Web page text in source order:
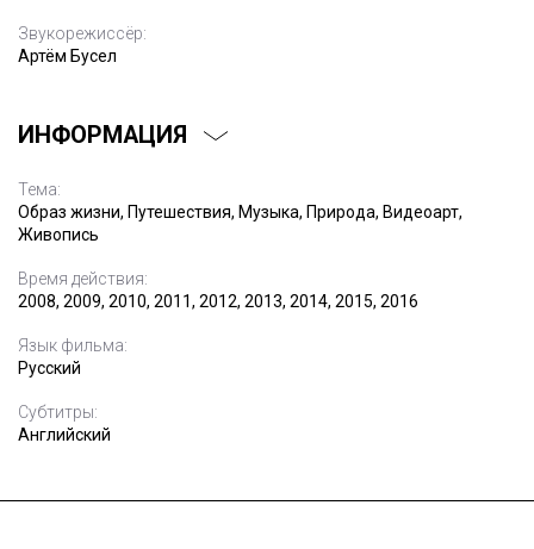
Звукорежиссёр:
Артём Бусел
ИНФОРМАЦИЯ
Тема:
Образ жизни, Путешествия, Музыка, Природа, Видеоарт,
Живопись
Время действия:
2008, 2009, 2010, 2011, 2012, 2013, 2014, 2015, 2016
Язык фильма:
Русский
Субтитры:
Английский